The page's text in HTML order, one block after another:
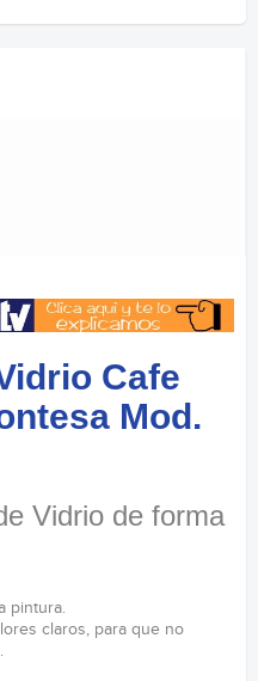
Cafe
Mod.
Vidrio de forma
pintura.
claros, para que no